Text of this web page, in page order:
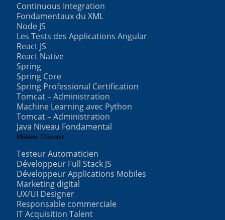
Continuous Integration
Fondamentaux du XML
Node JS
Les Tests des Applications Angular
React JS
React Native
Spring
Spring Core
Spring Professional Certification
Tomcat – Administration
Machine Learning avec Python
Tomcat – Administration
Java Niveau Fondamental
Métiers D’avenir
Testeur Automaticien
Développeur Full Stack JS
Développeur Applications Mobiles
Marketing digital
UX/UI Designer
Responsable commerciale
IT Acquisition Talent